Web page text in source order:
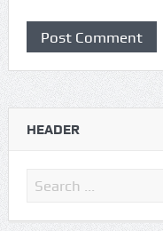
HEADER